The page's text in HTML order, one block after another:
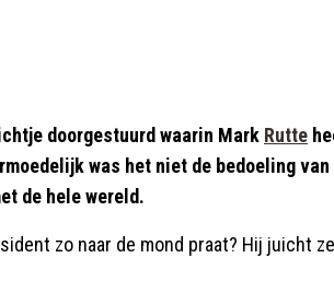
doorgestuurd waarin Mark Rutte
was het niet de bedoeling van
de hele wereld.
zo naar de mond praat? Hij juicht